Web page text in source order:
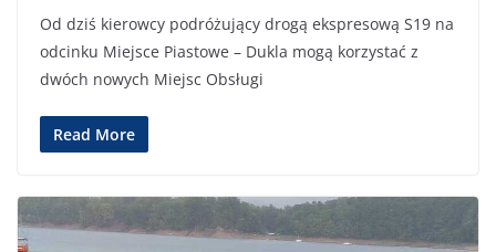
Od dziś kierowcy podróżujący drogą ekspresową S19 na
odcinku Miejsce Piastowe – Dukla mogą korzystać z
dwóch nowych Miejsc Obsługi
Read More